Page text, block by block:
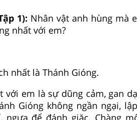
1): Nhân vật anh hùng mà
nhất với em?
nhất là Thánh Gióng.
em là sự dũng cảm, gan
Gióng không ngần ngại,
để đánh giặc. Chàng